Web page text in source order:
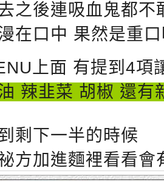
之後連吸血鬼都不
在口中 果然是重
上面 有提到4項
辣韭菜 胡椒 還有
剩下一半的時候
方加進麵裡看看會